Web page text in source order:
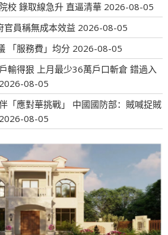
校 錄取線急升 直逼清華 2026-08-05
官員稱無成本效益 2026-08-05
「服務費」均分 2026-08-05
輸得狠 上月最少36萬戶口斬倉 錯過入
2026-08-05
「應對華挑戰」 中國國防部：賊喊捉賊
2026-08-05